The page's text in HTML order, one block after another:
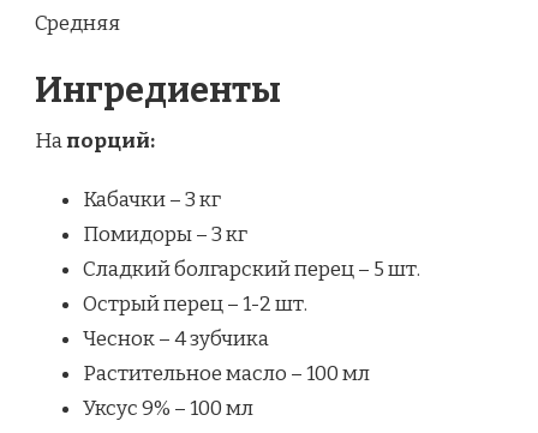
Средняя
Ингредиенты
Напорций:
Кабачки – 3 кг
Помидоры – 3 кг
Сладкий болгарский перец – 5 шт.
Острый перец – 1-2 шт.
Чеснок – 4 зубчика
Растительное масло – 100 мл
Уксус 9% – 100 мл